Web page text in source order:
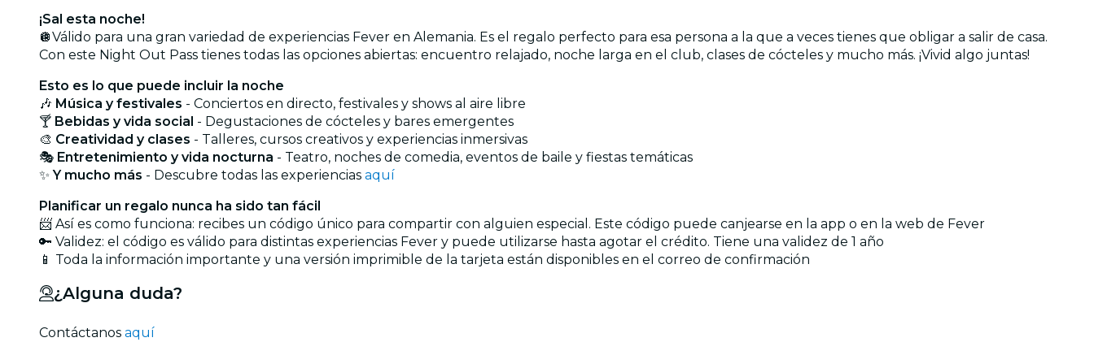
¡Sal esta noche!
🪩Válido para una gran variedad de experiencias Fever en Alemania. Es el regalo perfecto para esa persona a la que a veces tienes que obligar a salir de casa.
Con este Night Out Pass tienes todas las opciones abiertas: encuentro relajado, noche larga en el club, clases de cócteles y mucho más. ¡Vivid algo juntas!
Esto es lo que puede incluir la noche
🎶 Música y festivales - Conciertos en directo, festivales y shows al aire libre
🍸 Bebidas y vida social - Degustaciones de cócteles y bares emergentes
🎨 Creatividad y clases - Talleres, cursos creativos y experiencias inmersivas
🎭 Entretenimiento y vida nocturna - Teatro, noches de comedia, eventos de baile y fiestas temáticas
✨Y mucho más - Descubre todas las experiencias aquí
Planificar un regalo nunca ha sido tan fácil
📨 Así es como funciona: recibes un código único para compartir con alguien especial. Este código puede canjearse en la app o en la web de Fever
🔑 Validez: el código es válido para distintas experiencias Fever y puede utilizarse hasta agotar el crédito. Tiene una validez de 1 año
📱 Toda la información importante y una versión imprimible de la tarjeta están disponibles en el correo de confirmación
¿Alguna duda?
Contáctanos aquí